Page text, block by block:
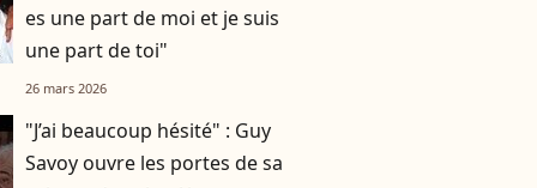
es une part de moi et je suis
une part de toi"
26 mars 2026
"J’ai beaucoup hésité" : Guy
Savoy ouvre les portes de sa